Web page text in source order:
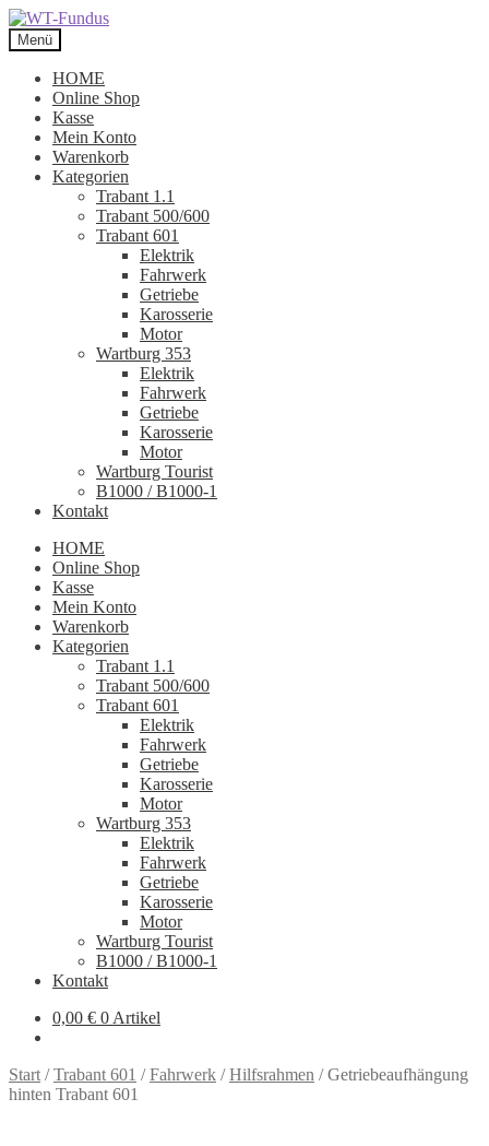
Zur
Navigation
springen
Zum
Inhalt
springen
Menü
HOME
Online Shop
Kasse
Mein Konto
Warenkorb
Kategorien
Trabant 1.1
Trabant 500/600
Trabant 601
Elektrik
Fahrwerk
Getriebe
Karosserie
Motor
Wartburg 353
Elektrik
Fahrwerk
Getriebe
Karosserie
Motor
Wartburg Tourist
B1000 / B1000-1
Kontakt
HOME
Online Shop
Kasse
Mein Konto
Warenkorb
Kategorien
Trabant 1.1
Trabant 500/600
Trabant 601
Elektrik
Fahrwerk
Getriebe
Karosserie
Motor
Wartburg 353
Elektrik
Fahrwerk
Getriebe
Karosserie
Motor
Wartburg Tourist
B1000 / B1000-1
Kontakt
0,00 € 0 Artikel
Start /Trabant 601 /Fahrwerk /Hilfsrahmen /Getriebeaufhängung
hinten Trabant 601